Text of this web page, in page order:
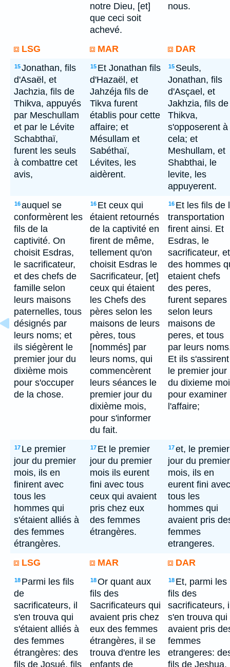
notre Dieu, [et]
que ceci soit
achevé.
nous.
LSG MAR DAR
15Jonathan, fils
d'Asaël, et
Jachzia, fils de
Thikva, appuyés
par Meschullam
et par le Lévite
Schabthaï,
furent les seuls
à combattre cet
avis,
15 Et Jonathan fils
d'Hazaël, et
Jahzéja fils de
Tikva furent
établis pour cette
affaire; et
Mésullam et
Sabéthaï,
Lévites, les
aidèrent.
15 Seuls,
Jonathan, fils
d'Asçael, et
Jakhzia, fils de
Thikva,
s'opposerent à
cela; et
Meshullam, et
Shabthai, le
levite, les
appuyerent.
16auquel se
conformèrent les
fils de la
captivité. On
choisit Esdras,
le sacrificateur,
et des chefs de
famille selon
leurs maisons
paternelles, tous
désignés par
leurs noms; et
ils siégèrent le
premier jour du
dixième mois
pour s'occuper
de la chose.
16 Et ceux qui
étaient retournés
de la captivité en
firent de même,
tellement qu'on
choisit Esdras le
Sacrificateur, [et]
ceux qui étaient
les Chefs des
pères selon les
maisons de leurs
pères, tous
[nommés] par
leurs noms, qui
commencèrent
leurs séances le
premier jour du
dixième mois,
pour s'informer
du fait.
16 Et les fils de
transportation
firent ainsi. Et
Esdras, le
sacrificateur, et
des hommes
etaient chefs
des peres,
furent separes
selon leurs
maisons de
peres, et tous
par leurs
Et ils s'assirent
le premier jour
du dixieme
pour examiner
l'affaire;
17 Le premier
jour du premier
mois, ils en
finirent avec
tous les
hommes qui
s'étaient alliés à
des femmes
étrangères.
17 Et le premier
jour du premier
mois ils eurent
fini avec tous
ceux qui avaient
pris chez eux
des femmes
étrangères.
17et, le premier
jour du premier
mois, ils en
eurent fini avec
tous les
hommes qui
avaient pris
femmes
etrangeres.
LSG
MAR DAR
18 Parmi les fils
de
sacrificateurs, il
s'en trouva qui
s'étaient alliés à
des femmes
étrangères: des
fils de Josué, fils
18Or quant aux
fils des
Sacrificateurs qui
avaient pris chez
eux des femmes
étrangères, il se
trouva d'entre les
enfants de
18 Et, parmi les
fils des
sacrificateurs,
s'en trouva qui
avaient pris
femmes
etrangeres:
fils de Jeshua,